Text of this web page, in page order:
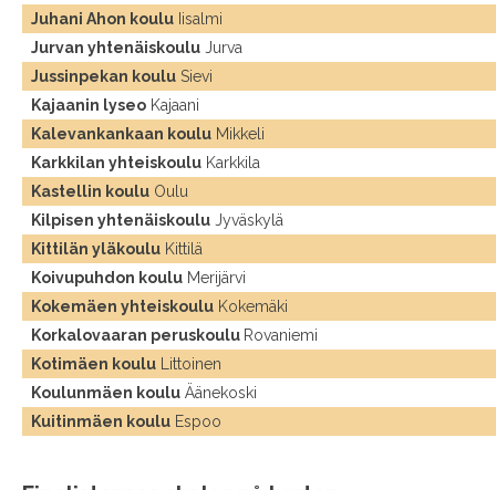
Juhani Ahon koulu Iisalmi
Jurvan yhtenäiskoulu Jurva
Jussinpekan koulu Sievi
Kajaanin lyseo Kajaani
Kalevankankaan koulu Mikkeli
Karkkilan yhteiskoulu Karkkila
Kastellin koulu Oulu
Kilpisen yhtenäiskoulu Jyväskylä
Kittilän yläkoulu Kittilä
Koivupuhdon koulu Merijärvi
Kokemäen yhteiskoulu Kokemäki
Korkalovaaran peruskoulu Rovaniemi
Kotimäen koulu Littoinen
Koulunmäen koulu Äänekoski
Kuitinmäen koulu Espoo